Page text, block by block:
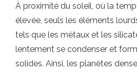
À proximité du soleil, où la
élevée, seuls les éléments
tels que les métaux et les
lentement se condenser et
solides. Ainsi, les planètes